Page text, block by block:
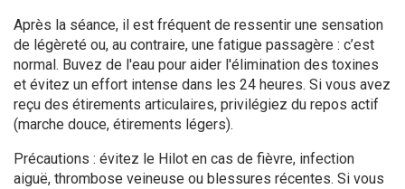
Après la séance, il est fréquent de ressentir une sensation
de légèreté ou, au contraire, une fatigue passagère : c’est
normal. Buvez de l'eau pour aider l'élimination des toxines
et évitez un effort intense dans les 24 heures. Si vous avez
reçu des étirements articulaires, privilégiez du repos actif
(marche douce, étirements légers).
Précautions : évitez le Hilot en cas de fièvre, infection
aiguë, thrombose veineuse ou blessures récentes. Si vous